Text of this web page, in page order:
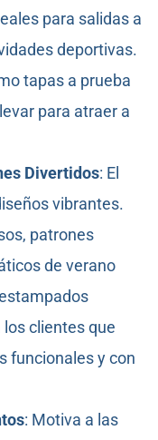
para salidas a
deportivas.
tapas a prueba
para atraer a
Divertidos: El
vibrantes.
patrones
de verano
clientes que
funcionales y con
: Motiva a las